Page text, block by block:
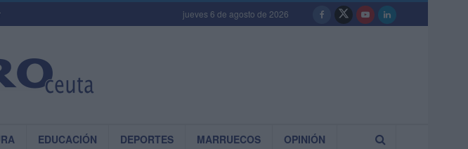
jueves 6 de agosto de 2026
EDUCACIÓN DEPORTES MARRUECOS OPINIÓN